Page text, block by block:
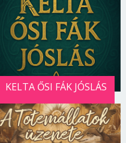
KELTA ŐSI FÁK JÓSLÁS